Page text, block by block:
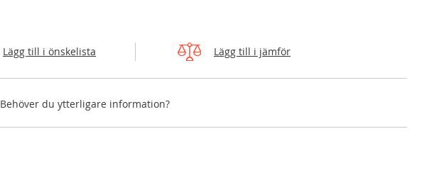
Lägg till i önskelista Lägg till i jämför
Behöver du ytterligare information?